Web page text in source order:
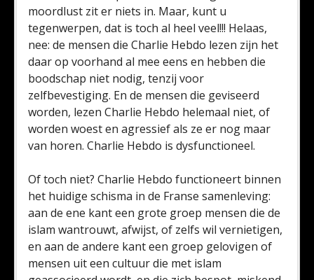
moordlust zit er niets in. Maar, kunt u
tegenwerpen, dat is toch al heel veel!!! Helaas,
nee: de mensen die Charlie Hebdo lezen zijn het
daar op voorhand al mee eens en hebben die
boodschap niet nodig, tenzij voor
zelfbevestiging. En de mensen die geviseerd
worden, lezen Charlie Hebdo helemaal niet, of
worden woest en agressief als ze er nog maar
van horen. Charlie Hebdo is dysfunctioneel.
Of toch niet? Charlie Hebdo functioneert binnen
het huidige schisma in de Franse samenleving:
aan de ene kant een grote groep mensen die de
islam wantrouwt, afwijst, of zelfs wil vernietigen,
en aan de andere kant een groep gelovigen of
mensen uit een cultuur die met islam